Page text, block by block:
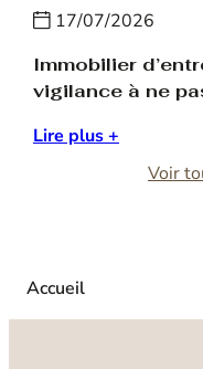
bénéficier d’un
valorisation et la
immobilier.
Des activités
stabilité et pérennité.
17/07/2026
Immobilier
vigilance à ne
Lire plus +
Voir
Accueil